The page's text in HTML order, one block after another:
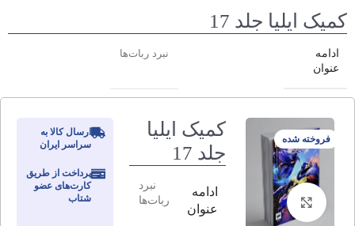
کمیک ایلیا جلد 17
ادامه
عنوان
نبرد ربات‌ها
فروخته شده
برای بزرگنمایی کلیک کنید
کمیک ایلیا
جلد 17
ادامه
عنوان
نبرد
ربات‌ها
ارسال کالا به
سراسر ایران
پرداخت از طریق
کارت‌های عضو
شتاب